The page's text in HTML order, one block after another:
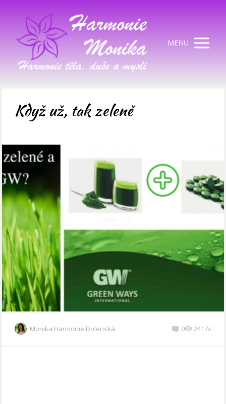
MENU
Když už, tak zeleně
Monika Harmonie Dolenská 0 2417x